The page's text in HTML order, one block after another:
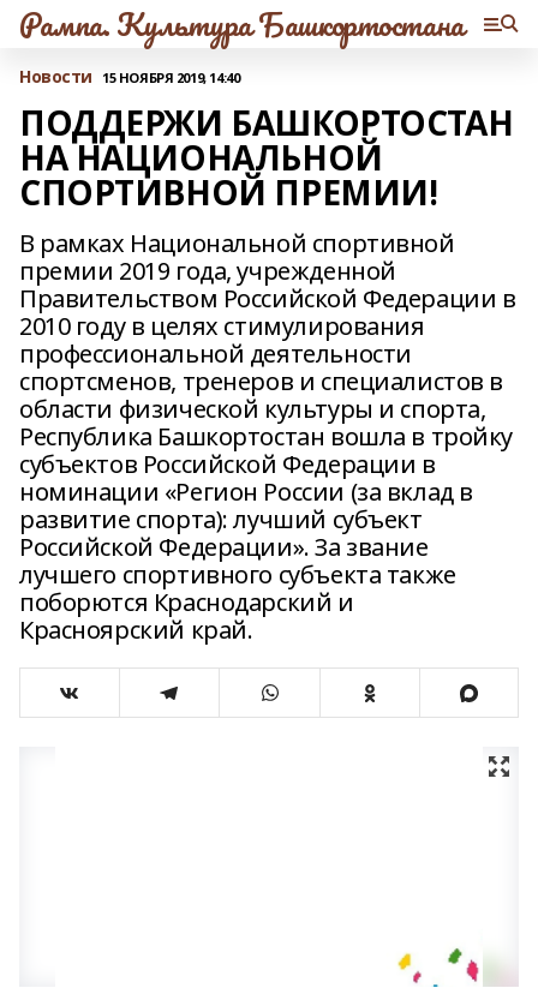
Рампа. Культура Башкортостана
Новости 15 НОЯБРЯ 2019, 14:40
ПОДДЕРЖИ БАШКОРТОСТАН
НА НАЦИОНАЛЬНОЙ
СПОРТИВНОЙ ПРЕМИИ!
В рамках Национальной спортивной
премии 2019 года, учрежденной
Правительством Российской Федерации в
2010 году в целях стимулирования
профессиональной деятельности
спортсменов, тренеров и специалистов в
области физической культуры и спорта,
Республика Башкортостан вошла в тройку
субъектов Российской Федерации в
номинации «Регион России (за вклад в
развитие спорта): лучший субъект
Российской Федерации». За звание
лучшего спортивного субъекта также
поборются Краснодарский и
Красноярский край.